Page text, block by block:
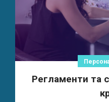
Регламенти та